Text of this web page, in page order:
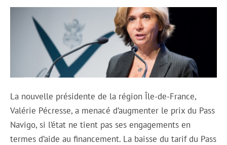
La nouvelle présidente de la région Île-de-France,
Valérie Pécresse, a menacé d’augmenter le prix du Pass
Navigo, si l’état ne tient pas ses engagements en
termes d’aide au financement. La baisse du tarif du Pass